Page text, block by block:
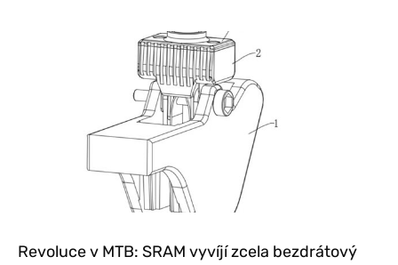
Revoluce v MTB: SRAM vyvíjí zcela bezdrátový